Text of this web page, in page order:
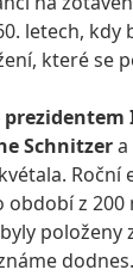
letech, kdy
které se
prezidentem
Schnitzer
Roční
období z
položeny
dodnes.